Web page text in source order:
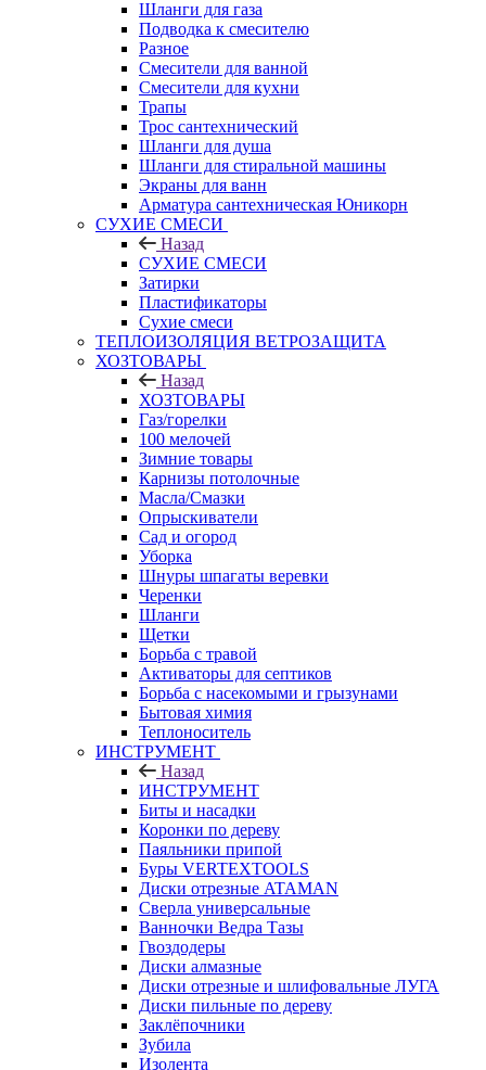
Шланги для газа
Подводка к смесителю
Разное
Смесители для ванной
Смесители для кухни
Трапы
Трос сантехнический
Шланги для душа
Шланги для стиральной машины
Экраны для ванн
Арматура сантехническая Юникорн
СУХИЕ СМЕСИ
Назад
СУХИЕ СМЕСИ
Затирки
Пластификаторы
Сухие смеси
ТЕПЛОИЗОЛЯЦИЯ ВЕТРОЗАЩИТА
ХОЗТОВАРЫ
Назад
ХОЗТОВАРЫ
Газ/горелки
100 мелочей
Зимние товары
Карнизы потолочные
Масла/Смазки
Опрыскиватели
Сад и огород
Уборка
Шнуры шпагаты веревки
Черенки
Шланги
Щетки
Борьба с травой
Активаторы для септиков
Борьба с насекомыми и грызунами
Бытовая химия
Теплоноситель
ИНСТРУМЕНТ
Назад
ИНСТРУМЕНТ
Биты и насадки
Коронки по дереву
Паяльники припой
Буры VERTEXTOOLS
Диски отрезные ATAMAN
Сверла универсальные
Ванночки Ведра Тазы
Гвоздодеры
Диски алмазные
Диски отрезные и шлифовальные ЛУГА
Диски пильные по дереву
Заклёпочники
Зубила
Изолента